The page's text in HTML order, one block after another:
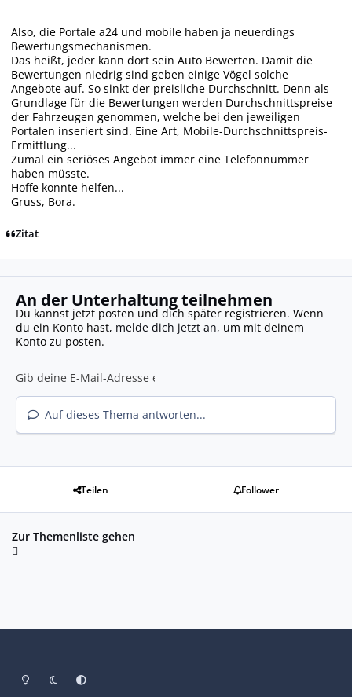
Also, die Portale a24 und mobile haben ja neuerdings
Bewertungsmechanismen.
Das heißt, jeder kann dort sein Auto Bewerten. Damit die
Bewertungen niedrig sind geben einige Vögel solche
Angebote auf. So sinkt der preisliche Durchschnitt. Denn als
Grundlage für die Bewertungen werden Durchschnittspreise
der Fahrzeugen genommen, welche bei den jeweiligen
Portalen inseriert sind. Eine Art, Mobile-Durchschnittspreis-
Ermittlung...
Zumal ein seriöses Angebot immer eine Telefonnummer
haben müsste.
Hoffe konnte helfen...
Gruss, Bora.
Zitat
An der Unterhaltung teilnehmen
Du kannst jetzt posten und dich später registrieren. Wenn
du ein Konto hast, melde dich jetzt an, um mit deinem
Konto zu posten.
Auf dieses Thema antworten...
Teilen Follower
Zur Themenliste gehen
Heller ModusDunkler Modus
Systemeinstellung